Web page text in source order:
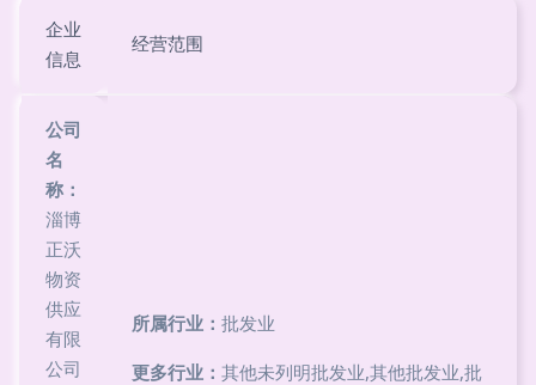
企业
信息
经营范围
公司
名
称：
淄博
正沃
物资
供应
有限
公司
所属行业： 批发业
更多行业： 其他未列明批发业,其他批发业,批